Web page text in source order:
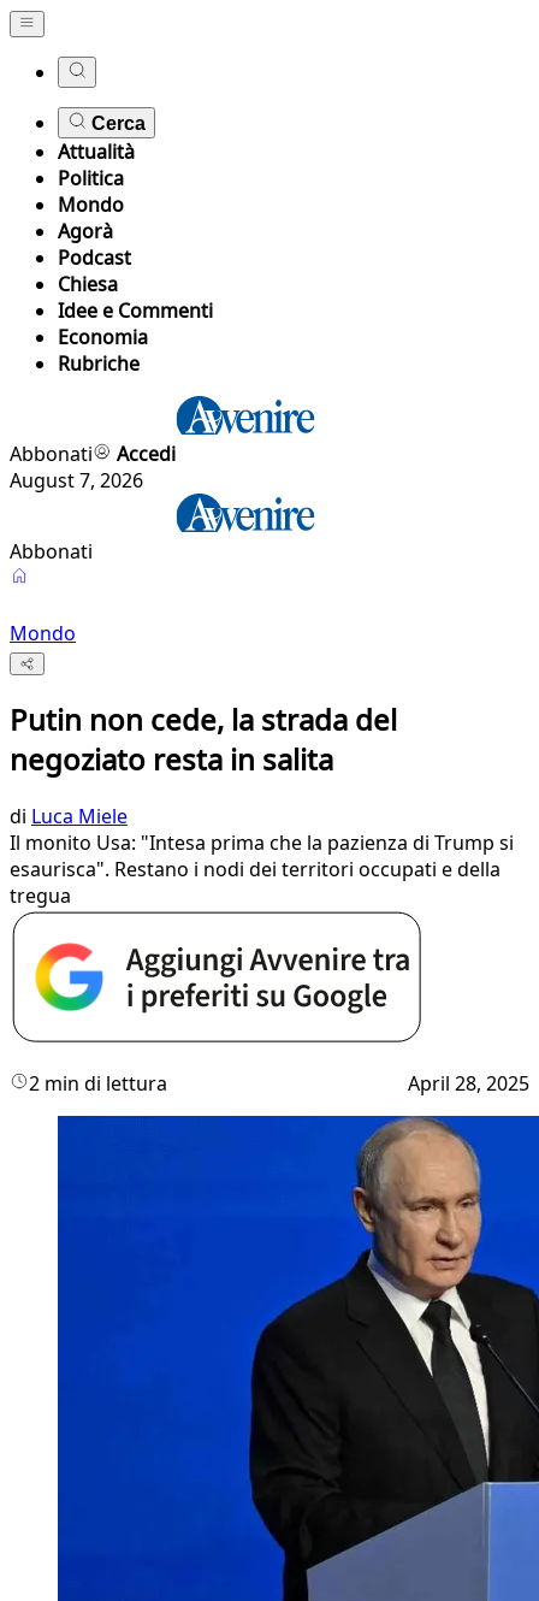
Cerca
Attualità
Politica
Mondo
Agorà
Podcast
Chiesa
Idee e Commenti
Economia
Rubriche
Abbonati
Accedi
August 7, 2026
Abbonati
Mondo
Putin non cede, la strada del
negoziato resta in salita
di Luca Miele
Il monito Usa: "Intesa prima che la pazienza di Trump si
esaurisca". Restano i nodi dei territori occupati e della
tregua
2 min di lettura April 28, 2025